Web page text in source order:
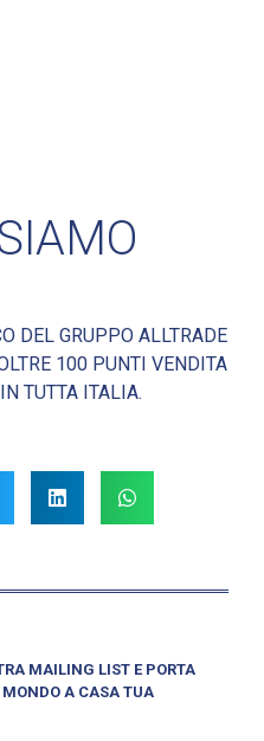
DEL GRUPPO ALLTRADE
100 PUNTI VENDITA
TUTTA ITALIA.
MAILING LIST E PORTA
A CASA TUA